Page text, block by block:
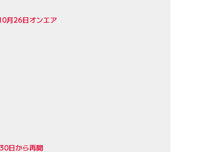
月26日オンエア
日から再開